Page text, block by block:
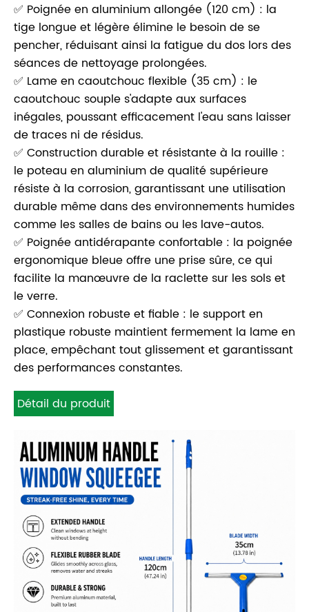
✅ Poignée en aluminium allongée (120 cm) : la
tige longue et légère élimine le besoin de se
pencher, réduisant ainsi la fatigue du dos lors des
séances de nettoyage prolongées.
✅ Lame en caoutchouc flexible (35 cm) : le
caoutchouc souple s'adapte aux surfaces
inégales, poussant efficacement l'eau sans laisser
de traces ni de résidus.
✅ Construction durable et résistante à la rouille :
le poteau en aluminium de qualité supérieure
résiste à la corrosion, garantissant une utilisation
durable même dans des environnements humides
comme les salles de bains ou les lave-autos.
✅ Poignée antidérapante confortable : la poignée
ergonomique bleue offre une prise sûre, ce qui
facilite la manœuvre de la raclette sur les sols et
le verre.
✅ Connexion robuste et fiable : le support en
plastique robuste maintient fermement la lame en
place, empêchant tout glissement et garantissant
des performances constantes.
Détail du produit